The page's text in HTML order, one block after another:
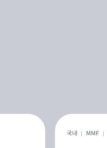
국내 MMF